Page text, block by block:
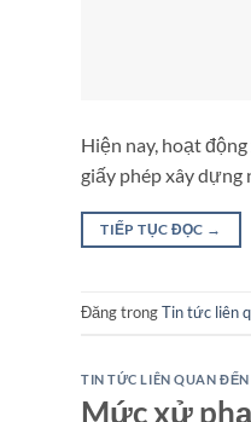
Hiện nay, hoạt
giấy phép xây dựng
TIẾP TỤC ĐỌC →
Đăng trongTin tức liên
TIN TỨC LIÊN QUAN ĐẾN
Mức xử